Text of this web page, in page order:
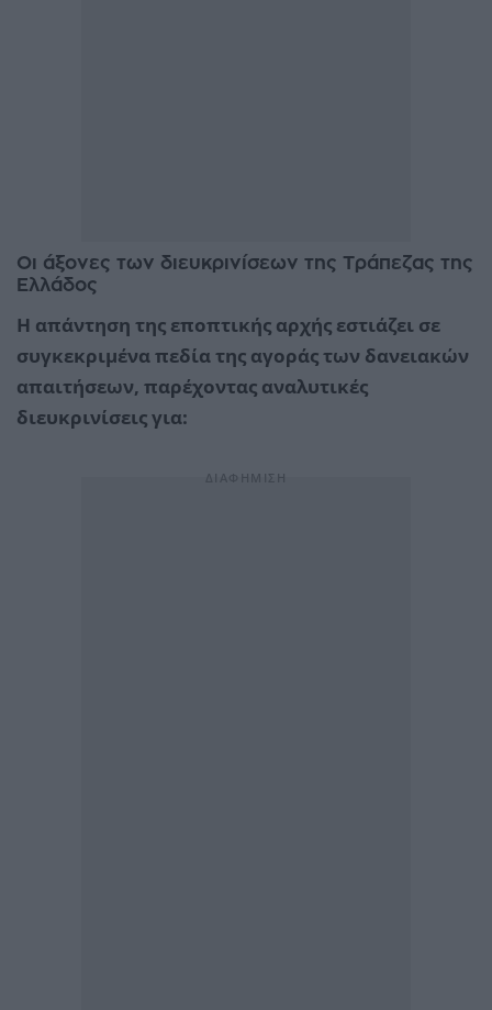
Οι άξονες των διευκρινίσεων της Τράπεζας της
Ελλάδος
Η απάντηση της εποπτικής αρχής εστιάζει σε
συγκεκριμένα πεδία της αγοράς των δανειακών
απαιτήσεων, παρέχοντας αναλυτικές
διευκρινίσεις για: